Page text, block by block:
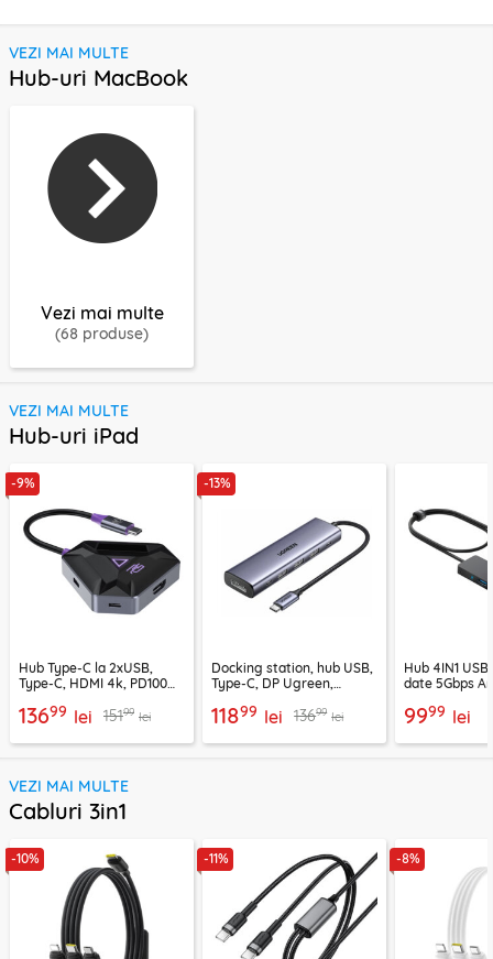
VEZI MAI MULTE
Hub-uri MacBook
Vezi mai multe
(68 produse)
VEZI MAI MULTE
Hub-uri iPad
-9%
Hub Type-C la 2xUSB,
Type-C, HDMI 4k, PD100W,
13699 lei 15199 lei
-13%
Docking station, hub USB,
Type-C, DP Ugreen,
11899 lei 13699 lei
Hub 4IN1
date 5Gbps
9999 lei
VEZI MAI MULTE
Cabluri 3in1
-10% -11% -8%